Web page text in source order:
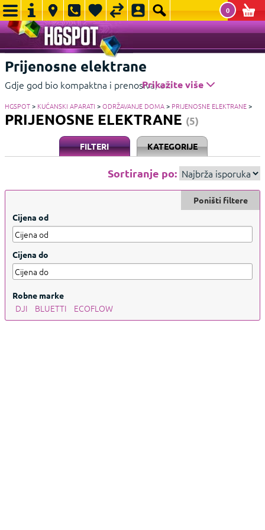
0
Prijenosne elektrane
Gdje god bio kompaktna i prenosiva, elektro stanica idealna
Prikažite manje
Prikažite više
HGSPOT> KUĆANSKI APARATI >ODRŽAVANJE DOMA> PRIJENOSNE ELEKTRANE>
PRIJENOSNE ELEKTRANE (5)
FILTERI KATEGORIJE
Sortiranje po:
Cijena od
Cijena do
Robne marke
DJI BLUETTI ECOFLOW
Poništi filtere